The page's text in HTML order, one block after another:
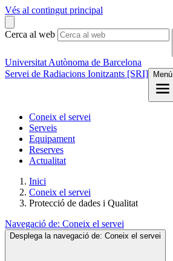
Vés al contingut principal
Cerca al web
Universitat Autònoma de Barcelona
Servei de Radiacions Ionitzants [SRI]
Menú
Coneix el servei
Serveis
Equipament
Reserves
Actualitat
Inici
Coneix el servei
Protecció de dades i Qualitat
Navegació de: Coneix el servei
Desplega la navegació de: Coneix el servei